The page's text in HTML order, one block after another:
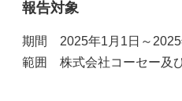
報告対象
期間 2025年1月1日～2025
範囲 株式会社コーセー及